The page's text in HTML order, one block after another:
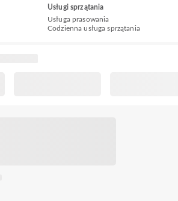
Usługi sprzątania
Usługa prasowania
Codzienna usługa sprzątania